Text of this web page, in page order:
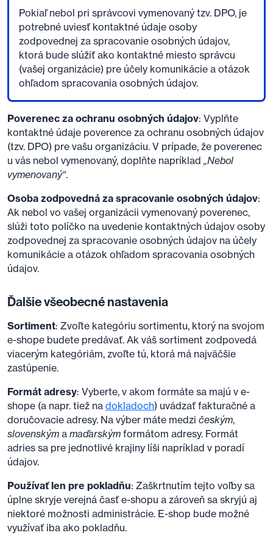
Pokiaľ nebol pri správcovi vymenovaný tzv. DPO, je
potrebné uviesť kontaktné údaje osoby
zodpovednej za spracovanie osobných údajov,
ktorá bude slúžiť ako kontaktné miesto správcu
(vašej organizácie) pre účely komunikácie a otázok
ohľadom spracovania osobných údajov.
Poverenec za ochranu osobných údajov: Vyplňte
kontaktné údaje poverence za ochranu osobných údajov
(tzv. DPO) pre vašu organizáciu. V prípade, že poverenec
u vás nebol vymenovaný, doplňte napríklad „Nebol
vymenovaný“.
Osoba zodpovedná za spracovanie osobných údajov:
Ak nebol vo vašej organizácii vymenovaný poverenec,
slúži toto políčko na uvedenie kontaktných údajov osoby
zodpovednej za spracovanie osobných údajov na účely
komunikácie a otázok ohľadom spracovania osobných
údajov.
Ďalšie všeobecné nastavenia
Sortiment: Zvoľte kategóriu sortimentu, ktorý na svojom
e-shope budete predávať. Ak váš sortiment zodpovedá
viacerým kategóriám, zvoľte tú, ktorá má najväčšie
zastúpenie.
Formát adresy: Vyberte, v akom formáte sa majú v e-
shope (a napr. tiež na dokladoch) uvádzať fakturačné a
doručovacie adresy. Na výber máte medzi českým,
slovenským a maďarským formátom adresy. Formát
adries sa pre jednotlivé krajiny líši napríklad v poradí
údajov.
Používať len pre pokladňu: Zaškrtnutím tejto voľby sa
úplne skryje verejná časť e-shopu a zároveň sa skryjú aj
niektoré možnosti administrácie. E-shop bude možné
využívať iba ako pokladňu.